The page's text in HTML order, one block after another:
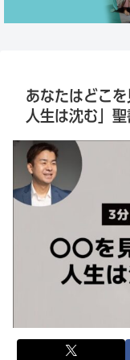
あなたはどこ
人生は沈む」